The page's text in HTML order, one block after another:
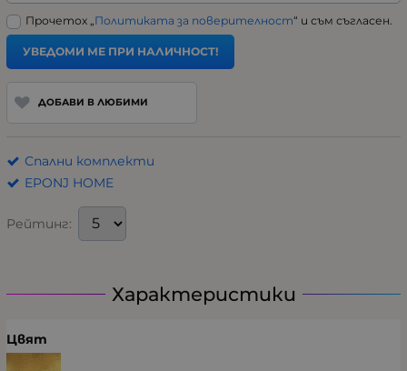
Прочетох „Политиката за поверителност“ и съм съгласен.
УВЕДОМИ МЕ ПРИ НАЛИЧНОСТ!
ДОБАВИ В ЛЮБИМИ
Спални комплекти
EPONJ HOME
Рейтинг:
Характеристики
Цвят